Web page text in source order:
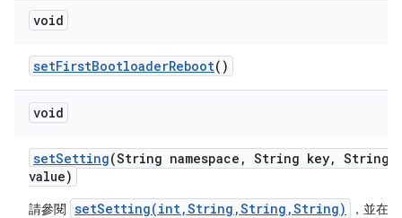
void
setFirstBootloaderReboot()
void
setSetting(String namespace , String key, String
value)
請參閱 setSetting(int,String,String,String)
，並在系